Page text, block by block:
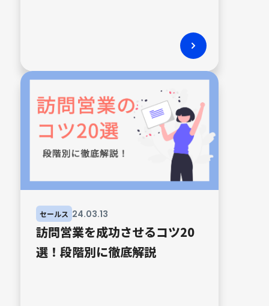
セールス 24.03.13
訪問営業を成功させるコツ20
選！段階別に徹底解説